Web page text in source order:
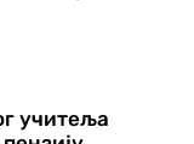
учитеља